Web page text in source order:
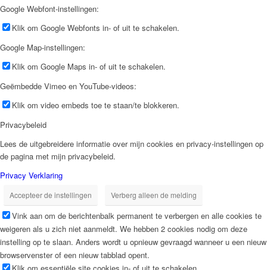
Google Webfont-instellingen:
Klik om Google Webfonts in- of uit te schakelen.
Google Map-instellingen:
Klik om Google Maps in- of uit te schakelen.
Geëmbedde Vimeo en YouTube-videos:
Klik om video embeds toe te staan/te blokkeren.
Privacybeleid
Lees de uitgebreidere informatie over mijn cookies en privacy-instellingen op
de pagina met mijn privacybeleid.
Privacy Verklaring
Accepteer de instellingen Verberg alleen de melding
Vink aan om de berichtenbalk permanent te verbergen en alle cookies te
weigeren als u zich niet aanmeldt. We hebben 2 cookies nodig om deze
instelling op te slaan. Anders wordt u opnieuw gevraagd wanneer u een nieuw
browservenster of een nieuw tabblad opent.